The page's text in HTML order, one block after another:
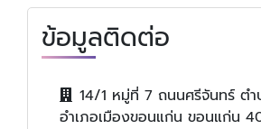
ข้อมูลติดต่อ
14/1 หมู่ที่ 7 ถนนศรีจันทร์ ตำ
อำเภอเมืองขอนแก่น ขอนแก่น